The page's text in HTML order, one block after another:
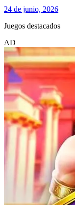
24 de junio, 2026
Juegos destacados
AD